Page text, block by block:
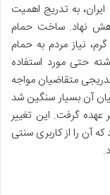
به تدریج اهمیت
نهاد. ساخت حمام
نیاز مردم به حمام
حتی مورد استفاده
متقاضیان مواجه
آن بسیار سنگین شد
عهده گرفت. این تغییر
آن را از کاربری سنتی